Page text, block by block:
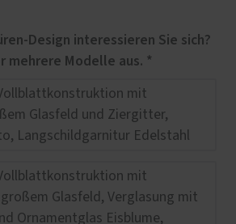
Design interessieren Sie sich?
Wählen Sie ein oder mehrere Modelle aus. *